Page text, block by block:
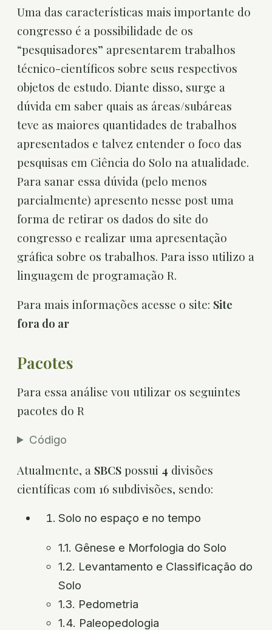
Uma das características mais importante do
congresso é a possibilidade de os
“pesquisadores” apresentarem trabalhos
técnico-científicos sobre seus respectivos
objetos de estudo. Diante disso, surge a
dúvida em saber quais as áreas/subáreas
teve as maiores quantidades de trabalhos
apresentados e talvez entender o foco das
pesquisas em Ciência do Solo na atualidade.
Para sanar essa dúvida (pelo menos
parcialmente) apresento nesse post uma
forma de retirar os dados do site do
congresso e realizar uma apresentação
gráfica sobre os trabalhos. Para isso utilizo a
linguagem de programação R.
Para mais informações acesse o site: Site
fora do ar
Pacotes
Para essa análise vou utilizar os seguintes
pacotes do R
Código
Atualmente, a SBCS possui 4 divisões
científicas com 16 subdivisões, sendo:
Solo no espaço e no tempo
1.1. Gênese e Morfologia do Solo
1.2. Levantamento e Classificação do
Solo
1.3. Pedometria
1.4. Paleopedologia